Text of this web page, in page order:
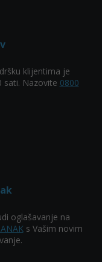
klijentima je
sati. Nazovite 0800
oglašavanje na
s Vašim novim